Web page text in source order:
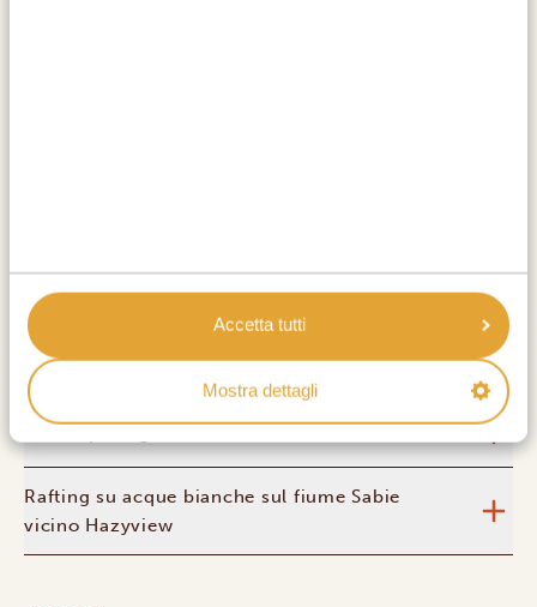
Accetta tutti
Mostra dettagli
ATTIVITÀ:
Graskop
Rafting su acque bianche sul fiume Sabie
vicino Hazyview